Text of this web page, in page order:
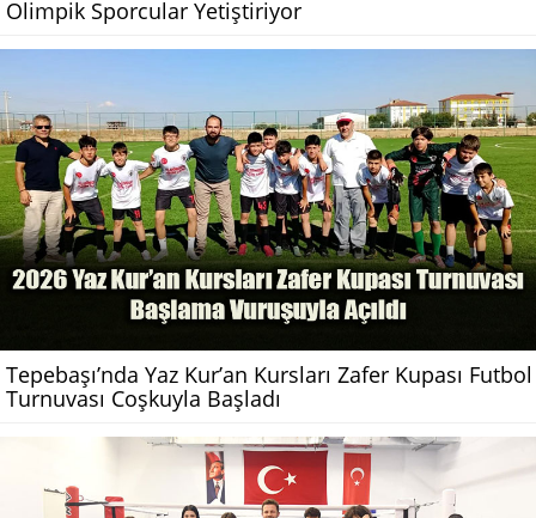
Olimpik Sporcular Yetiştiriyor
Tepebaşı’nda Yaz Kur’an Kursları Zafer Kupası Futbol
Turnuvası Coşkuyla Başladı